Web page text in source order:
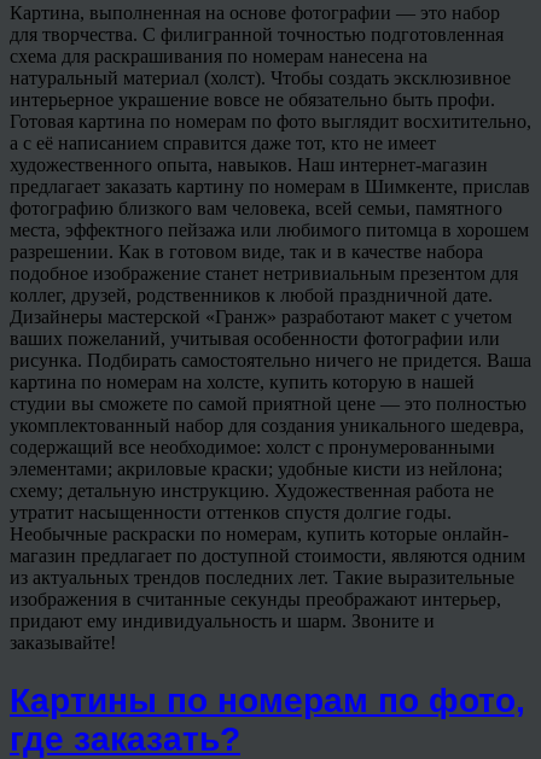
Картина, выполненная на основе фотографии — это набор
для творчества. С филигранной точностью подготовленная
схема для раскрашивания по номерам нанесена на
натуральный материал (холст). Чтобы создать эксклюзивное
интерьерное украшение вовсе не обязательно быть профи.
Готовая картина по номерам по фото выглядит восхитительно,
а с её написанием справится даже тот, кто не имеет
художественного опыта, навыков. Наш интернет-магазин
предлагает заказать картину по номерам в Шимкенте, прислав
фотографию близкого вам человека, всей семьи, памятного
места, эффектного пейзажа или любимого питомца в хорошем
разрешении. Как в готовом виде, так и в качестве набора
подобное изображение станет нетривиальным презентом для
коллег, друзей, родственников к любой праздничной дате.
Дизайнеры мастерской «Гранж» разработают макет с учетом
ваших пожеланий, учитывая особенности фотографии или
рисунка. Подбирать самостоятельно ничего не придется. Ваша
картина по номерам на холсте, купить которую в нашей
студии вы сможете по самой приятной цене — это полностью
укомплектованный набор для создания уникального шедевра,
содержащий все необходимое: холст с пронумерованными
элементами; акриловые краски; удобные кисти из нейлона;
схему; детальную инструкцию. Художественная работа не
утратит насыщенности оттенков спустя долгие годы.
Необычные раскраски по номерам, купить которые онлайн-
магазин предлагает по доступной стоимости, являются одним
из актуальных трендов последних лет. Такие выразительные
изображения в считанные секунды преображают интерьер,
придают ему индивидуальность и шарм. Звоните и
заказывайте!
Картины по номерам по фото,
где заказать?